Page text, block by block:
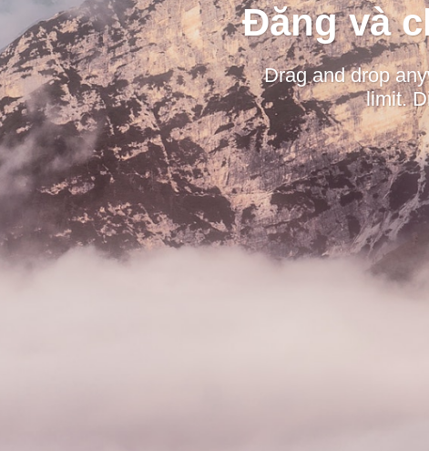
Đăng và
Drag and drop
limit.